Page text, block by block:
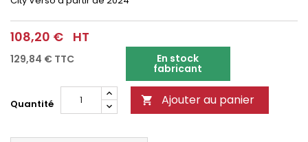
108,20 € HT
129,84 € TTC En stock
fabricant
Quantité  Ajouter au panier